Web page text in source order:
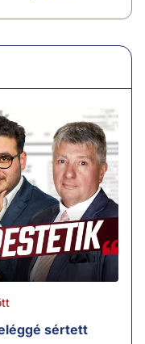
sértett